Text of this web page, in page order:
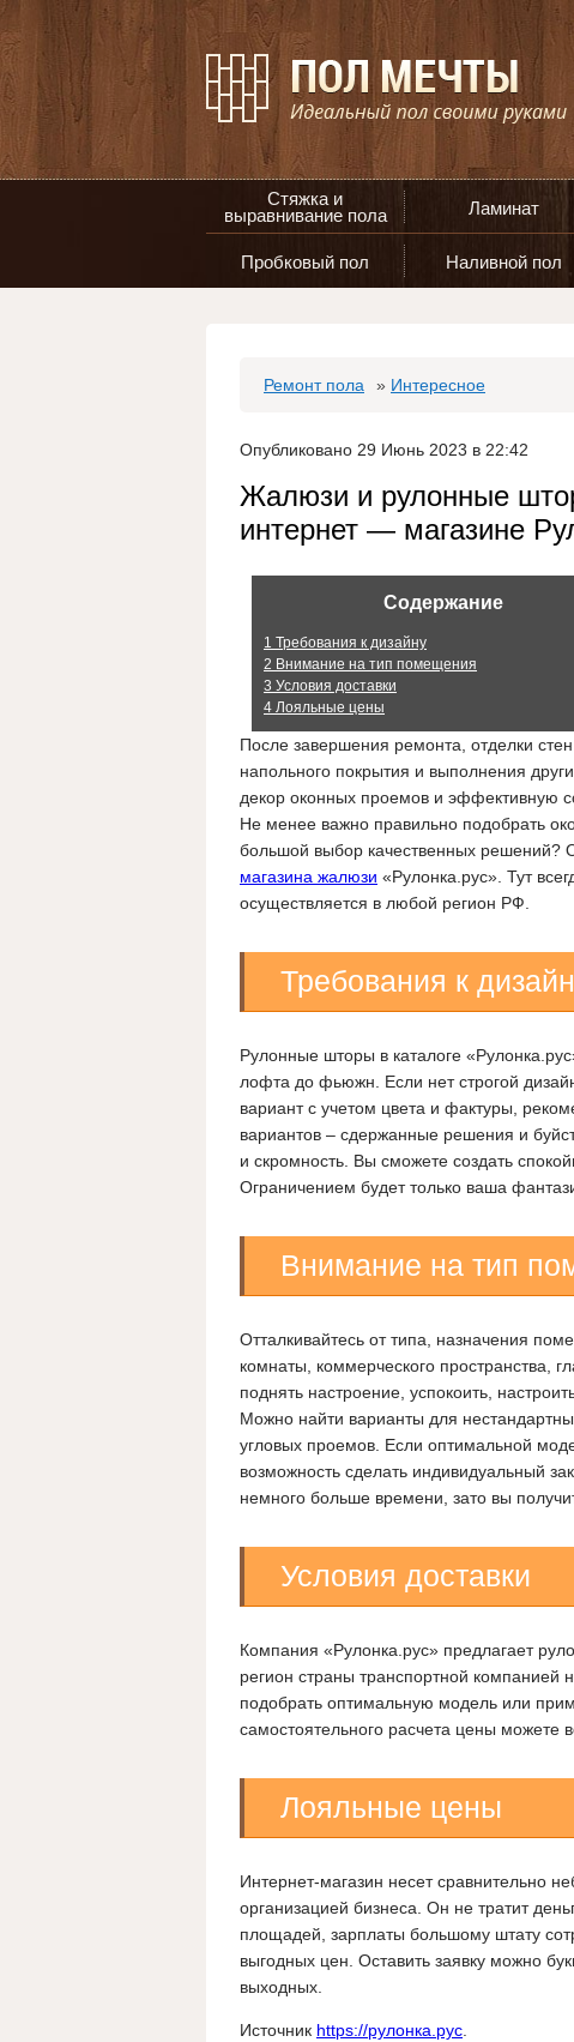
Стяжка и
выравнивание пола
Ламинат
Пробковый пол Наливной пол
Ремонт пола » Интересное
Опубликовано 29 Июнь 2023 в 22:42
Жалюзи и рулонные
интернет — магазине
Содержание
1 Требования к дизайну
2 Внимание на тип помещения
3 Условия доставки
4 Лояльные цены
После завершения ремонта, отделки
напольного покрытия и выполнения
декор оконных проемов и эффективную
Не менее важно правильно подобрать
большой выбор качественных решений?
магазина жалюзи «Рулонка.рус». Тут
осуществляется в любой регион РФ.
Требования к
Рулонные шторы в каталоге
лофта до фьюжн. Если нет строгой
вариант с учетом цвета и фактуры,
вариантов – сдержанные решения и
и скромность. Вы сможете создать
Ограничением будет только ваша
Внимание на тип
Отталкивайтесь от типа, назначения
комнаты, коммерческого пространства,
поднять настроение, успокоить,
Можно найти варианты для
угловых проемов. Если оптимальной
возможность сделать индивидуальный
немного больше времени, зато вы
Условия доставки
Компания «Рулонка.рус» предлагает
регион страны транспортной компанией
подобрать оптимальную модель или
самостоятельного расчета цены можете
Лояльные цены
Интернет-магазин несет сравнительно
организацией бизнеса. Он не тратит
площадей, зарплаты большому штату
выгодных цен. Оставить заявку можно
выходных.
Источник https://рулонка.рус.